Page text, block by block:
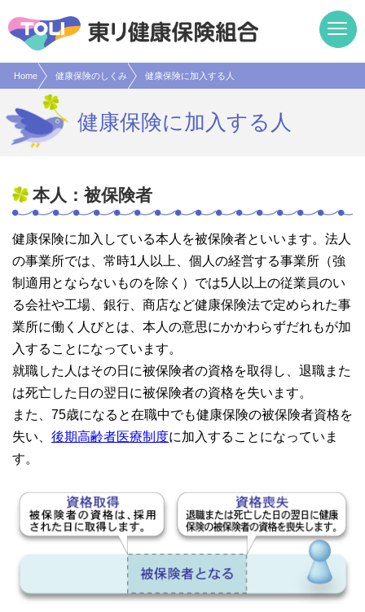
Home 健康保険のしくみ 健康保険に加入する人
健康保険に加入する人
本人：被保険者
健康保険に加入している本人を被保険者といいます。法人
の事業所では、常時1人以上、個人の経営する事業所（強
制適用とならないものを除く）では5人以上の従業員のい
る会社や工場、銀行、商店など健康保険法で定められた事
業所に働く人びとは、本人の意思にかかわらずだれもが加
入することになっています。
就職した人はその日に被保険者の資格を取得し、退職また
は死亡した日の翌日に被保険者の資格を失います。
また、75歳になると在職中でも健康保険の被保険者資格を
失い、 後期高齢者医療制度に加入することになっていま
す。